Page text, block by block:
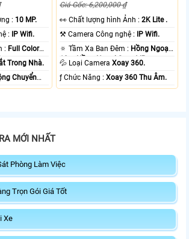
: 10 MP.
🕉️ Sử dụng công nghệ :
IP Wifi.
❈ Giám sát Ban Đêm : Full Color
Trong Nhà.
Chuyển
Giá Gốc: 6,200,000 ₫
️👀 Chất lượng hình Ảnh :2K Lite .
⚒ Camera Công nghệ :
IP Wifi.
🔅 Tầm Xa Ban Đêm : Hồng Ngoại
10m Hồng Ngoại Smart IR.
💦 Loại CameraXoay 360.
️ƒ Chức Năng :Xoay 360 Thu Âm.
MỚI NHẤT
Phòng Làm Việc
Trọn Gói Giá Tốt
Xe